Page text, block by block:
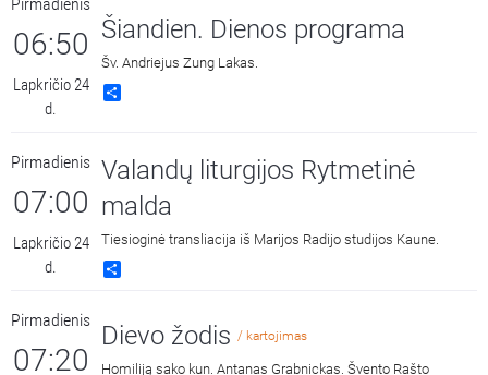
06:50
Lapkričio 24
d.
Šiandien. Dienos programa
Šv. Andriejus Zung Lakas.
Pirmadienis
07:00
Lapkričio 24
d.
Valandų liturgijos Rytmetinė
malda
Tiesioginė transliacija iš Marijos Radijo studijos Kaune.
Pirmadienis
07:20
Dievo žodis / kartojimas
Homiliją sako kun. Antanas Grabnickas. Švento Rašto